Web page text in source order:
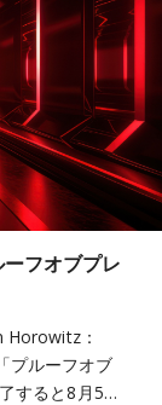
フオブプレ
Horowitz：
プルーフオブ
すると8月5…